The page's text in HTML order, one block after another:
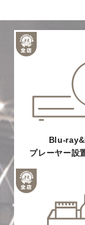
Blu-
プレーヤー設